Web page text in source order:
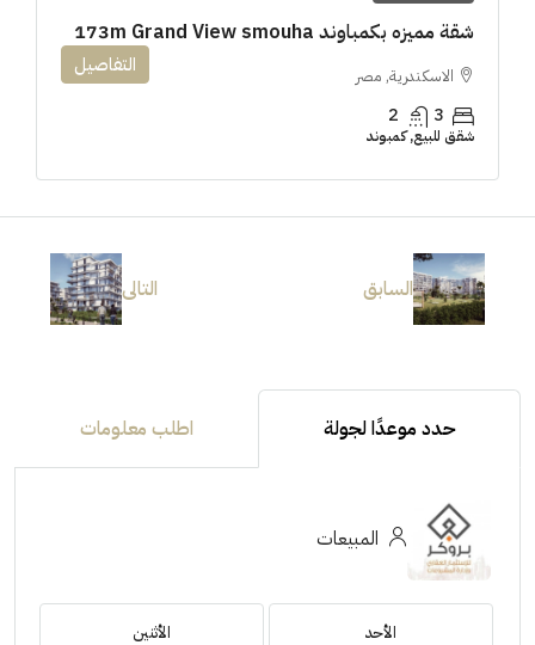
شقة مميزه بكمباوند 173m Grand View smouha
الاسكندرية, مصر
3
2
شقق للبيع, كمبوند
التفاصيل
السابق التالى
حدد موعدًا لجولة اطلب معلومات
المبيعات
الأحد الأثنين